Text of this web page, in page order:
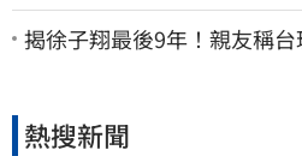
揭徐子翔最後9年！親友稱
熱搜新聞